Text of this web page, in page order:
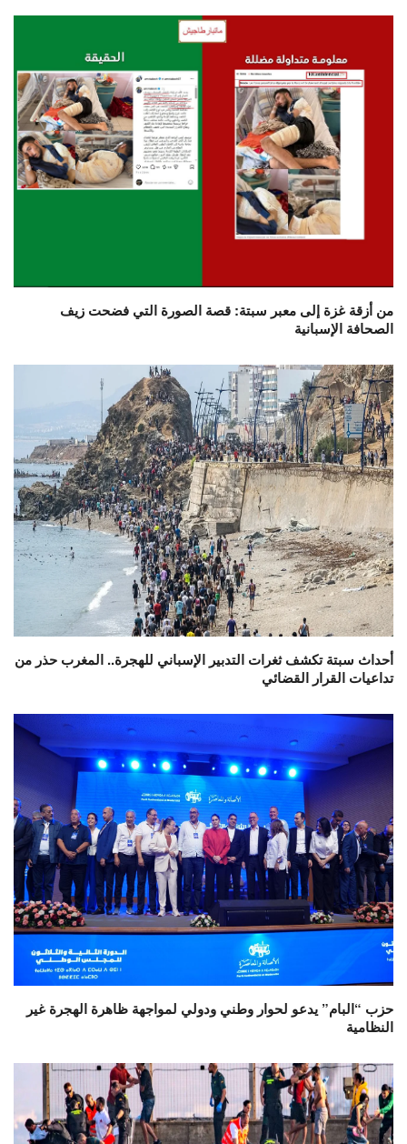
من أزقة غزة إلى معبر سبتة: قصة الصورة التي فضحت زيف
الصحافة الإسبانية
أحداث سبتة تكشف ثغرات التدبير الإسباني للهجرة.. المغرب حذر من
تداعيات القرار القضائي
حزب “البام” يدعو لحوار وطني ودولي لمواجهة ظاهرة الهجرة غير
النظامية